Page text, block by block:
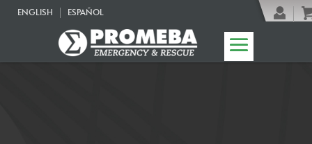
ENGLISH ESPAÑOL